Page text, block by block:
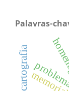
Palavras-
cartografia